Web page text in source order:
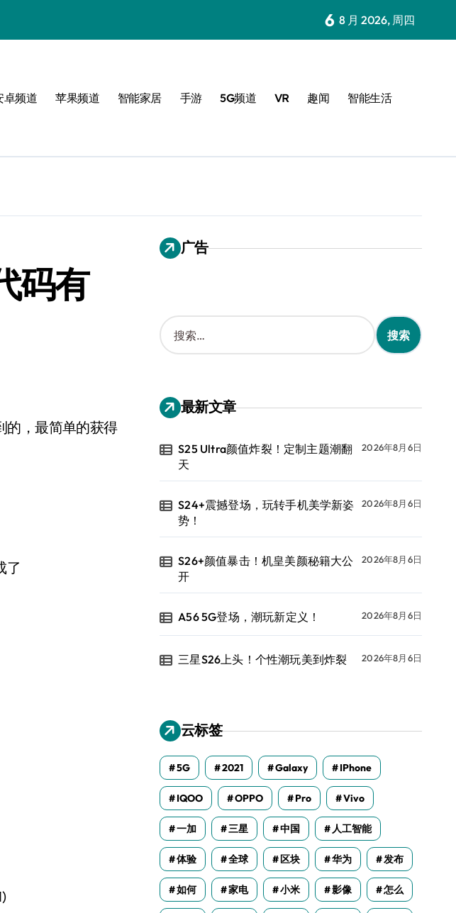
6 8 月 2026, 周四
卓频道 苹果频道 智能家居 手游 5G频道 VR 趣闻 智能生活
码有
了
广告
搜
索
：
最新文章
S25 Ultra颜值炸裂！定制主题潮翻
天
2026年8月6日
S24+震撼登场，玩转手机美学新姿
势！
2026年8月6日
S26+颜值暴击！机皇美颜秘籍大公
开
2026年8月6日
A56 5G登场，潮玩新定义！ 2026年8月6日
三星S26上头！个性潮玩美到炸裂 2026年8月6日
云标签
5G 2021 Galaxy IPhone
IQOO OPPO Pro Vivo
一加 三星 中国 人工智能
体验 全球 区块 华为 发布
如何 家电 小米 影像 怎么